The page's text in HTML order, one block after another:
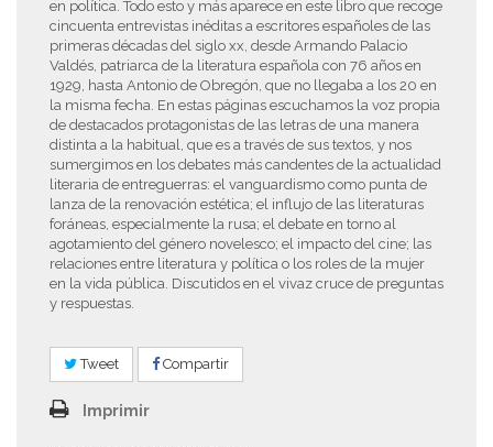
en política. Todo esto y más aparece en este libro que recoge
cincuenta entrevistas inéditas a escritores españoles de las
primeras décadas del siglo xx, desde Armando Palacio
Valdés, patriarca de la literatura española con 76 años en
1929, hasta Antonio de Obregón, que no llegaba a los 20 en
la misma fecha. En estas páginas escuchamos la voz propia
de destacados protagonistas de las letras de una manera
distinta a la habitual, que es a través de sus textos, y nos
sumergimos en los debates más candentes de la actualidad
literaria de entreguerras: el vanguardismo como punta de
lanza de la renovación estética; el influjo de las literaturas
foráneas, especialmente la rusa; el debate en torno al
agotamiento del género novelesco; el impacto del cine; las
relaciones entre literatura y política o los roles de la mujer
en la vida pública. Discutidos en el vivaz cruce de preguntas
y respuestas.
Tweet Compartir
Imprimir